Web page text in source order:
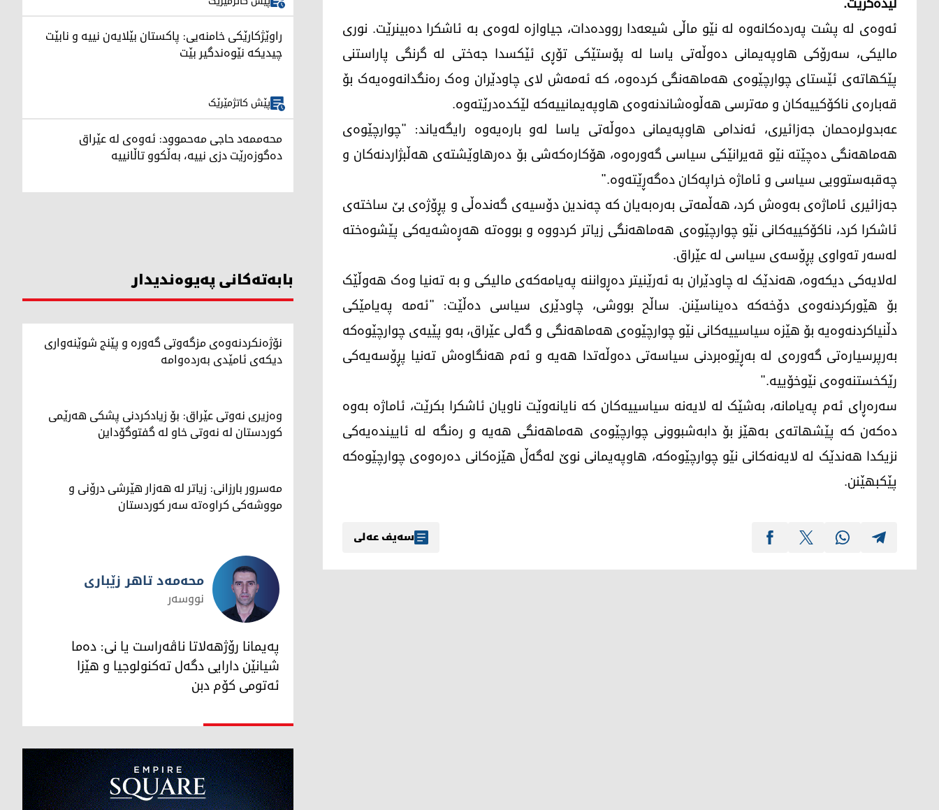
ئەوەی لە پشت پەردەکانەوە لە نێو ماڵی شیعەدا روودەدات، جیاوازە لەوەی بە ئاشکرا دەبینرێت. نوری
مالیکی، سەرۆکی هاوپەیمانی دەوڵەتی یاسا لە پۆستێکی تۆڕی ئێکسدا جەختی لە گرنگی پاراستنی
پێکهاتەی ئێستای چوارچێوەی هەماهەنگی کردەوە، کە ئەمەش لای چاودێران وەک رەنگدانەوەیەک بۆ
قەبارەی ناکۆکییەکان و مەترسی هەڵوەشاندنەوەی هاوپەیمانییەکە لێکدەدرێتەوە.
عەبدولرەحمان جەزائیری، ئەندامی هاوپەیمانی دەوڵەتی یاسا لەو بارەیەوە رایگەیاند: "چوارچێوەی
هەماهەنگی دەچێتە نێو قەیرانێکی سیاسی گەورەوە، هۆکارەکەشی بۆ دەرهاوێشتەی هەڵبژاردنەکان و
چەقبەستوویی سیاسی و ئاماژە خراپەکان دەگەڕێتەوە."
جەزائیری ئاماژەی بەوەش کرد، هەڵمەتی بەرەبەیان کە چەندین دۆسیەی گەندەڵی و پڕۆژەی بێ ساختەی
ئاشکرا کرد، ناکۆکییەکانی نێو چوارچێوەی هەماهەنگی زیاتر کردووە و بووەتە هەڕەشەیەکی پێشوەختە
لەسەر تەواوی پڕۆسەی سیاسی لە عێراق.
لەلایەکی دیکەوە، هەندێک لە چاودێران بە ئەرێنیتر دەڕواننە پەیامەکەی مالیکی و بە تەنیا وەک هەوڵێک
بۆ هێورکردنەوەی دۆخەکە دەیناسێنن. ساڵح بووشی، چاودێری سیاسی دەڵێت: "ئەمە پەیامێکی
دڵنیاکردنەوەیە بۆ هێزە سیاسییەکانی نێو چوارچێوەی هەماهەنگی و گەلی عێراق، بەو پێیەی چوارچێوەکە
بەرپرسیارەتی گەورەی لە بەڕێوەبردنی سیاسەتی دەوڵەتدا هەیە و ئەم هەنگاوەش تەنیا پڕۆسەیەکی
رێکخستنەوەی نێوخۆییە."
سەرەڕای ئەم پەیامانە، بەشێک لە لایەنە سیاسییەکان کە نایانەوێت ناویان ئاشکرا بکرێت، ئاماژە بەوە
دەکەن کە پێشهاتەی بەهێز بۆ دابەشبوونی چوارچێوەی هەماهەنگی هەیە و رەنگە لە ئاییندەیەکی
نزیکدا هەندێک لە لایەنەکانی نێو چوارچێوەکە، هاوپەیمانی نوێ لەگەڵ هێزەکانی دەرەوەی چوارچێوەکە
پێکبهێنن.
سەیف عەلی
راوێژکارێکی خامنەیی: پاکستان بێلایەن نییە و نابێت
چیدیکە نێوەندگیر بێت
پێش کاتژمێرێک
محەممەد حاجی مەحموود: ئەوەی لە عێراق
دەگوزەرێت دزی نییە، بەڵکوو تاڵانییە
بابەتەکانی پەیوەندیدار
نۆژەنکردنەوەی مزگەوتی گەورە و پێنج شوێنەواری
دیکەی ئامێدی بەردەوامە
وەزیری نەوتی عێراق: بۆ زیادکردنی پشکی هەرێمی
کوردستان لە نەوتی خاو لە گفتوگۆداین
مەسرور بارزانی: زیاتر لە هەزار هێرشی درۆنی و
مووشەکی کراوەتە سەر کوردستان
محەمەد تاهر زێبارى
محەمەد تاهر زێبارى
نووسەر
پەیمانا رۆژهەلاتا ناڤەراست یا نى: دەما
شیانێن دارایى دگەل تەکنولوجیا و هێزا
ئەتومى کۆم دبن